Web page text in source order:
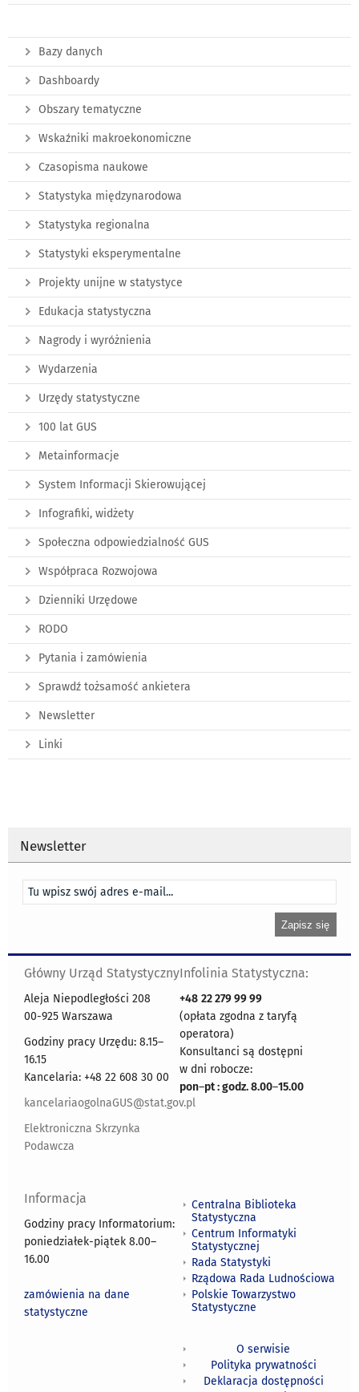
Bazy danych
Dashboardy
Obszary tematyczne
Wskaźniki makroekonomiczne
Czasopisma naukowe
Statystyka międzynarodowa
Statystyka regionalna
Statystyki eksperymentalne
Projekty unijne w statystyce
Edukacja statystyczna
Nagrody i wyróżnienia
Wydarzenia
Urzędy statystyczne
100 lat GUS
Metainformacje
System Informacji Skierowującej
Infografiki, widżety
Społeczna odpowiedzialność GUS
Współpraca Rozwojowa
Dzienniki Urzędowe
RODO
Pytania i zamówienia
Sprawdź tożsamość ankietera
Newsletter
Linki
Newsletter
Główny Urząd Statystyczny
Aleja Niepodległości 208
00-925 Warszawa
Godziny pracy Urzędu: 8.15–
16.15
Kancelaria: +48 22 608 30 00
kancelariaogolnaGUS@stat.gov.pl
Elektroniczna Skrzynka
Podawcza
Infolinia Statystyczna:
+48 22 279 99 99
(opłata zgodna z taryfą
operatora)
Konsultanci są dostępni
w dni robocze:
pon–pt : godz. 8.00–15.00
Informacja
Godziny pracy Informatorium:
poniedziałek-piątek 8.00–
16.00
zamówienia na dane
statystyczne
Centralna Biblioteka
Statystyczna
Centrum Informatyki
Statystycznej
Rada Statystyki
Rządowa Rada Ludnościowa
Polskie Towarzystwo
Statystyczne
O serwisie
Polityka prywatności
Deklaracja dostępności